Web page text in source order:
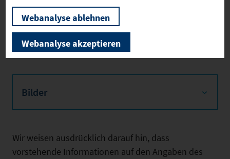
Weitere Objektmerkmale
Bilder
Wir weisen ausdrücklich darauf hin, dass
vorstehende Informationen auf den Angaben des
Webanalyse ablehnen
Webanalyse akzeptieren